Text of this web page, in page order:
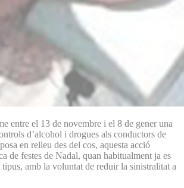
entre el 13 de novembre i el 8 de gener una
d’alcohol i drogues als conductors de
en relleu des del cos, aquesta acció
de festes de Nadal, quan habitualment ja es
tipus, amb la voluntat de reduir la sinistralitat a